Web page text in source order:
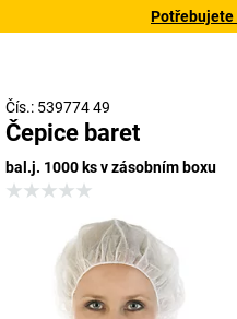
Potřebujete
Čís.: 539774 49
Čepice baret
bal.j. 1000 ks v zásobním boxu